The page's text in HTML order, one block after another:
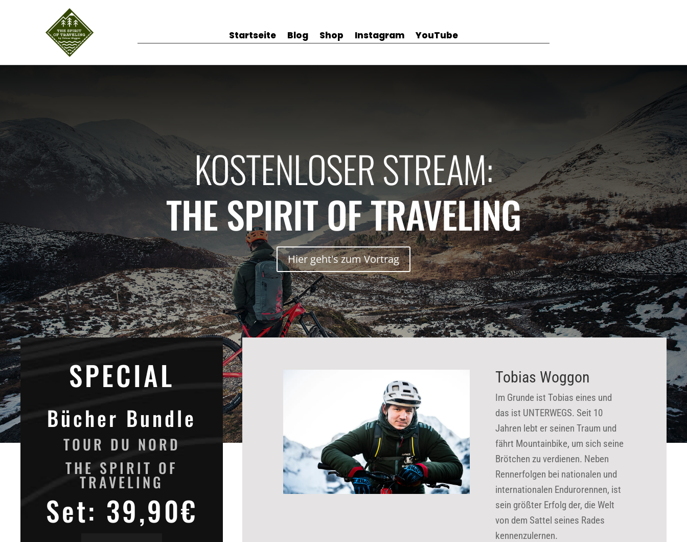
Startseite Blog Shop Instagram YouTube
KOSTENLOSER STREAM:
THE SPIRIT OF TRAVELING
Hier geht's zum Vortrag
SPECIAL
Bücher Bundle
TOUR DU NORD
THE SPIRIT OF
TRAVELING
Set: 39,90€
Tobias Woggon
Im Grunde ist Tobias eines und
das ist UNTERWEGS. Seit 10
Jahren lebt er seinen Traum und
fährt Mountainbike, um sich seine
Brötchen zu verdienen. Neben
Rennerfolgen bei nationalen und
inter­nationalen Endurorennen, ist
sein größter Erfolg der, die Welt
von dem Sattel seines Rades
kennenzulernen.